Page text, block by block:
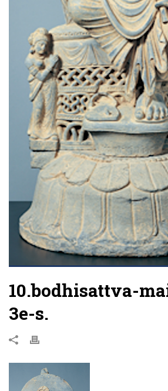
10.bodhisattva-
3e-s.